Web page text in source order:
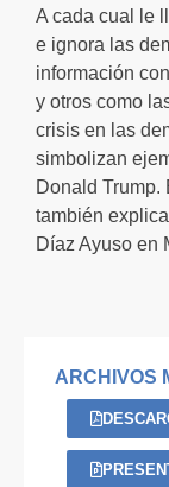
A cada cual le
e ignora las
información
y otros como
crisis en las
simbolizan
Donald Trump.
también
Díaz Ayuso en
ARCHIVOS